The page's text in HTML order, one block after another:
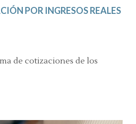
POR INGRESOS REALES
de cotizaciones de los